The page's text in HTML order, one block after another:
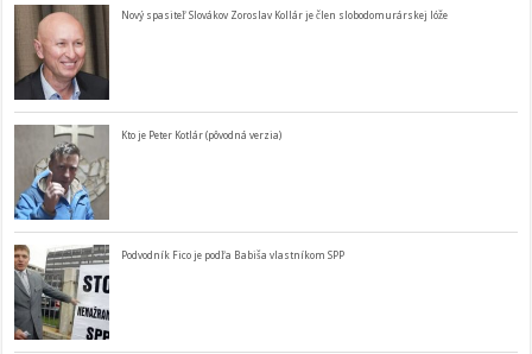
Nový spasiteľ Slovákov Zoroslav Kollár je člen slobodomurárskej lóže
Kto je Peter Kotlár (pôvodná verzia)
Podvodník Fico je podľa Babiša vlastníkom SPP